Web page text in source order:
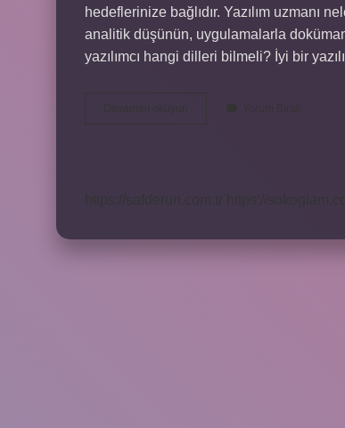
hedeflerinize bağlıdır. Yazılım uzmanı
analitik düşünün, uygulamalarla
yazılımcı hangi dilleri bilmeli? İyi bir